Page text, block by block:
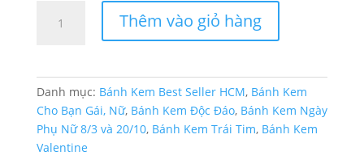
Trà
Xanh
Thêm vào giỏ hàng
Danh mục: Bánh Kem Best Seller HCM, Bánh Kem
Cho Bạn Gái, Nữ, Bánh Kem Độc Đáo, Bánh Kem Ngày
Phụ Nữ 8/3 và 20/10, Bánh Kem Trái Tim, Bánh Kem
Valentine